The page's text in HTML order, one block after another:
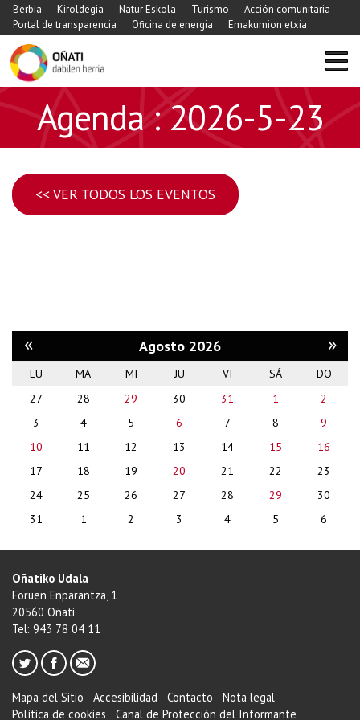
Berbia Kiroldegia Natur Eskola Turismo
Acción comunitaria
Portal de transparencia
Oficina de energia Emakumion etxia
Agenda : 2026-5-23
<< VER TODOS LOS EVENTOS
« Agosto 2026 »
month-
LU MA MI JU VI SÁ
DO
27
28 29 30 31 1
2
3
4 5 6 7 8
9
10
11 12 13 14 15
16
17
18 19 20 21 22
23
24
25 26 27 28 29
30
31
1 2 3 4 5 6
Oñatiko Udala
Foruen Enparantza, 1
20560 Oñati
Tel: 943 78 04 11
Mapa del Sitio Accesibilidad Contacto
Nota legal
Política de cookies
Canal de Protección del Informante